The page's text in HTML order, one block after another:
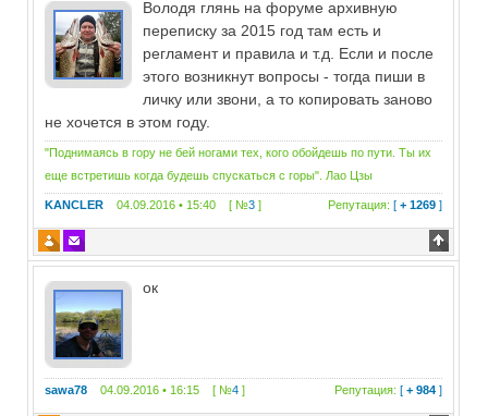
Володя глянь на форуме архивную
переписку за 2015 год там есть и
регламент и правила и т.д. Если и после
этого возникнут вопросы - тогда пиши в
личку или звони, а то копировать заново
не хочется в этом году.
"Поднимаясь в гору не бей ногами тех, кого обойдешь по пути. Ты их
еще встретишь когда будешь спускаться с горы". Лао Цзы
KANCLER 04.09.2016 • 15:40 [ №3 ] Репутация: [+ 1269 ]
ок
sawa78 04.09.2016 • 16:15 [ №4 ] Репутация: [+ 984 ]